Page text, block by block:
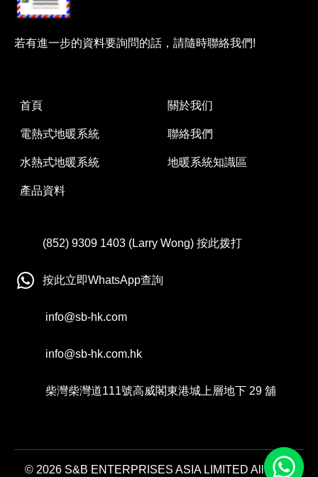
若有進一步的資料要詢問的話，請隨時聯絡我們!
首頁 關於我们
電熱式地暖系統 聯絡我們
水熱式地暖系統 地暖系統知識區
產品資料
(852)9309 1403 (Larry Wong) 按此拨打
按此立即WhatsApp查詢
info@sb-hk.com
info@sb-hk.com.hk
柴灣柴灣道111號高威閣東港城上層地下 29 舖
© 2026 S&B ENTERPRISES ASIA LIMITED All Right